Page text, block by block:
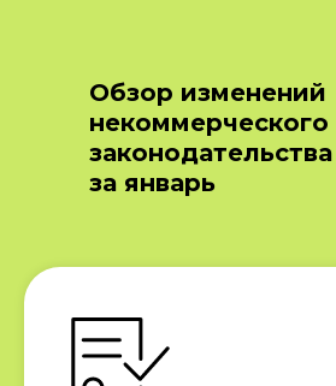
Обзор изменений
некоммерческого
законодательства
за январь